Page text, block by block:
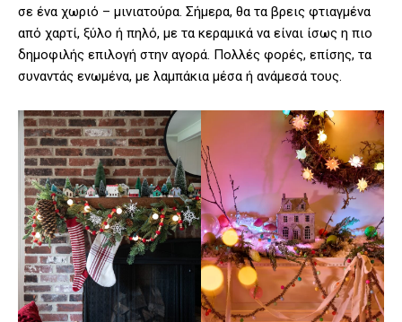
σε ένα χωριό – μινιατούρα. Σήμερα, θα τα βρεις φτιαγμένα
από χαρτί, ξύλο ή πηλό, με τα κεραμικά να είναι ίσως η πιο
δημοφιλής επιλογή στην αγορά. Πολλές φορές, επίσης, τα
συναντάς ενωμένα, με λαμπάκια μέσα ή ανάμεσά τους.